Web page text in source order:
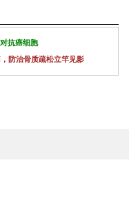
抗癌细胞
防治骨质疏松立竿见影